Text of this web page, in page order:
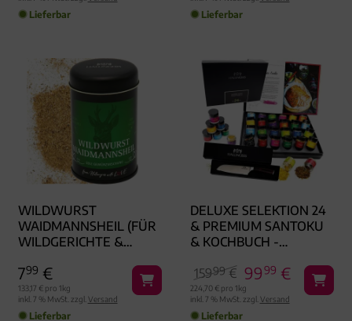
OURMET
Lieferbar Lieferbar
WILDWURST
WAIDMANNSHEIL (FÜR
WILDGERICHTE &
GEWÜRZMISCHUNG,
ZUM KOCHEN
GESCHENKDOSE
799 €
133,17 € pro 1kg
inkl. 7 % MwSt. zzgl. Versand
Lieferbar
DELUXE SELEKTION 24
& PREMIUM SANTOKU
& KOCHBUCH -
GESCHENKBOX &
BOOKLET
15999€ 9999 €
224,70 € pro 1kg
inkl. 7 % MwSt. zzgl. Versand
Lieferbar